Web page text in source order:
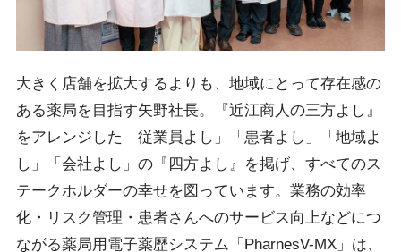
大きく店舗を拡大するよりも、地域にとって存在感の
ある薬局を目指す矢野社長。『近江商人の三方よし』
をアレンジした「従業員よし」「患者よし」「地域よ
し」「会社よし」の『四方よし』を掲げ、すべてのス
テークホルダーの幸せを図っています。業務の効率
化・リスク管理・患者さんへのサービス向上などにつ
ながる薬局用電子薬歴システム「PharnesV-MX」は、